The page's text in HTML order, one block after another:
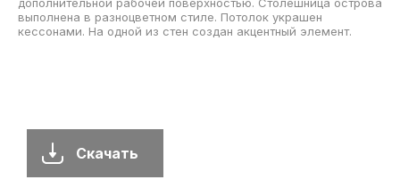
выполнена в разноцветном стиле. Потолок украшен
кессонами. На одной из стен создан акцентный элемент.
Скачать